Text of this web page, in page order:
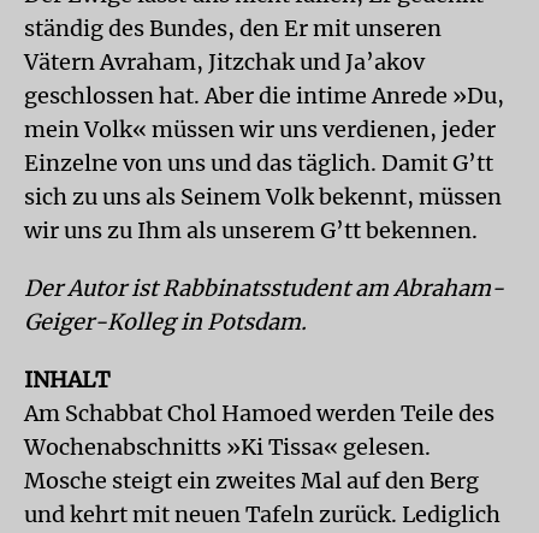
ständig des Bundes, den Er mit unseren
Vätern Avraham, Jitzchak und Ja’akov
geschlossen hat. Aber die intime Anrede »Du,
mein Volk« müssen wir uns verdienen, jeder
Einzelne von uns und das täglich. Damit G’tt
sich zu uns als Seinem Volk bekennt, müssen
wir uns zu Ihm als unserem G’tt bekennen.
Der Autor ist Rabbinatsstudent am Abraham-
Geiger-Kolleg in Potsdam.
INHALT
Am Schabbat Chol Hamoed werden Teile des
Wochenabschnitts »Ki Tissa« gelesen.
Mosche steigt ein zweites Mal auf den Berg
und kehrt mit neuen Tafeln zurück. Lediglich